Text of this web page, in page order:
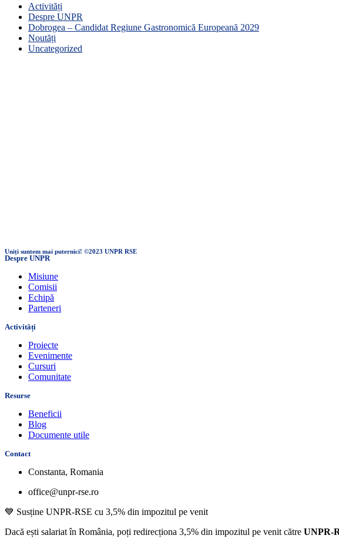
Activități
Despre UNPR
Dobrogea – Candidat Regiune Gastronomică Europeană 2029
Noutăți
Uncategorized
Uniți suntem mai puternici! ©2023 UNPR RSE
Despre UNPR
Misiune
Comisii
Echipă
Parteneri
Activități
Proiecte
Evenimente
Cursuri
Comunitate
Resurse
Beneficii
Blog
Documente utile
Contact
Constanta, Romania
office@unpr-rse.ro
💙 Susține UNPR-RSE cu 3,5% din impozitul pe venit
Dacă ești salariat în România, poți redirecționa 3,5% din impozitul pe venit către UNPR-